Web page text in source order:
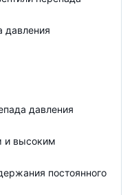
давления
давления
и высоким
постоянного